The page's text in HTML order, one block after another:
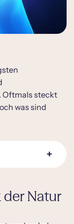
Oftmals steckt
was sind
der Natur